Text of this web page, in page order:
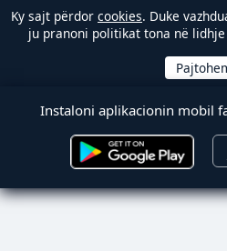
Ky sajt përdor cookies. Duke
ju pranoni politikat tona në
Instaloni aplikacionin mobil